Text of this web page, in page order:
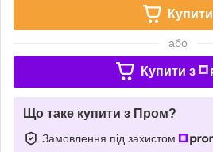
Купити
або
Купити з
Що таке купити з Пром?
Замовлення під захистом